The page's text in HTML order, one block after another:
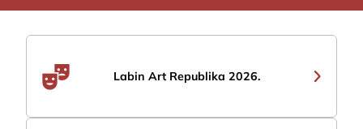
theater_comedy Labin Art Republika 2026.